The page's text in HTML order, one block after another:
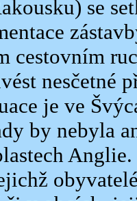
se
cestovním
nesčetné
je ve
by nebyla